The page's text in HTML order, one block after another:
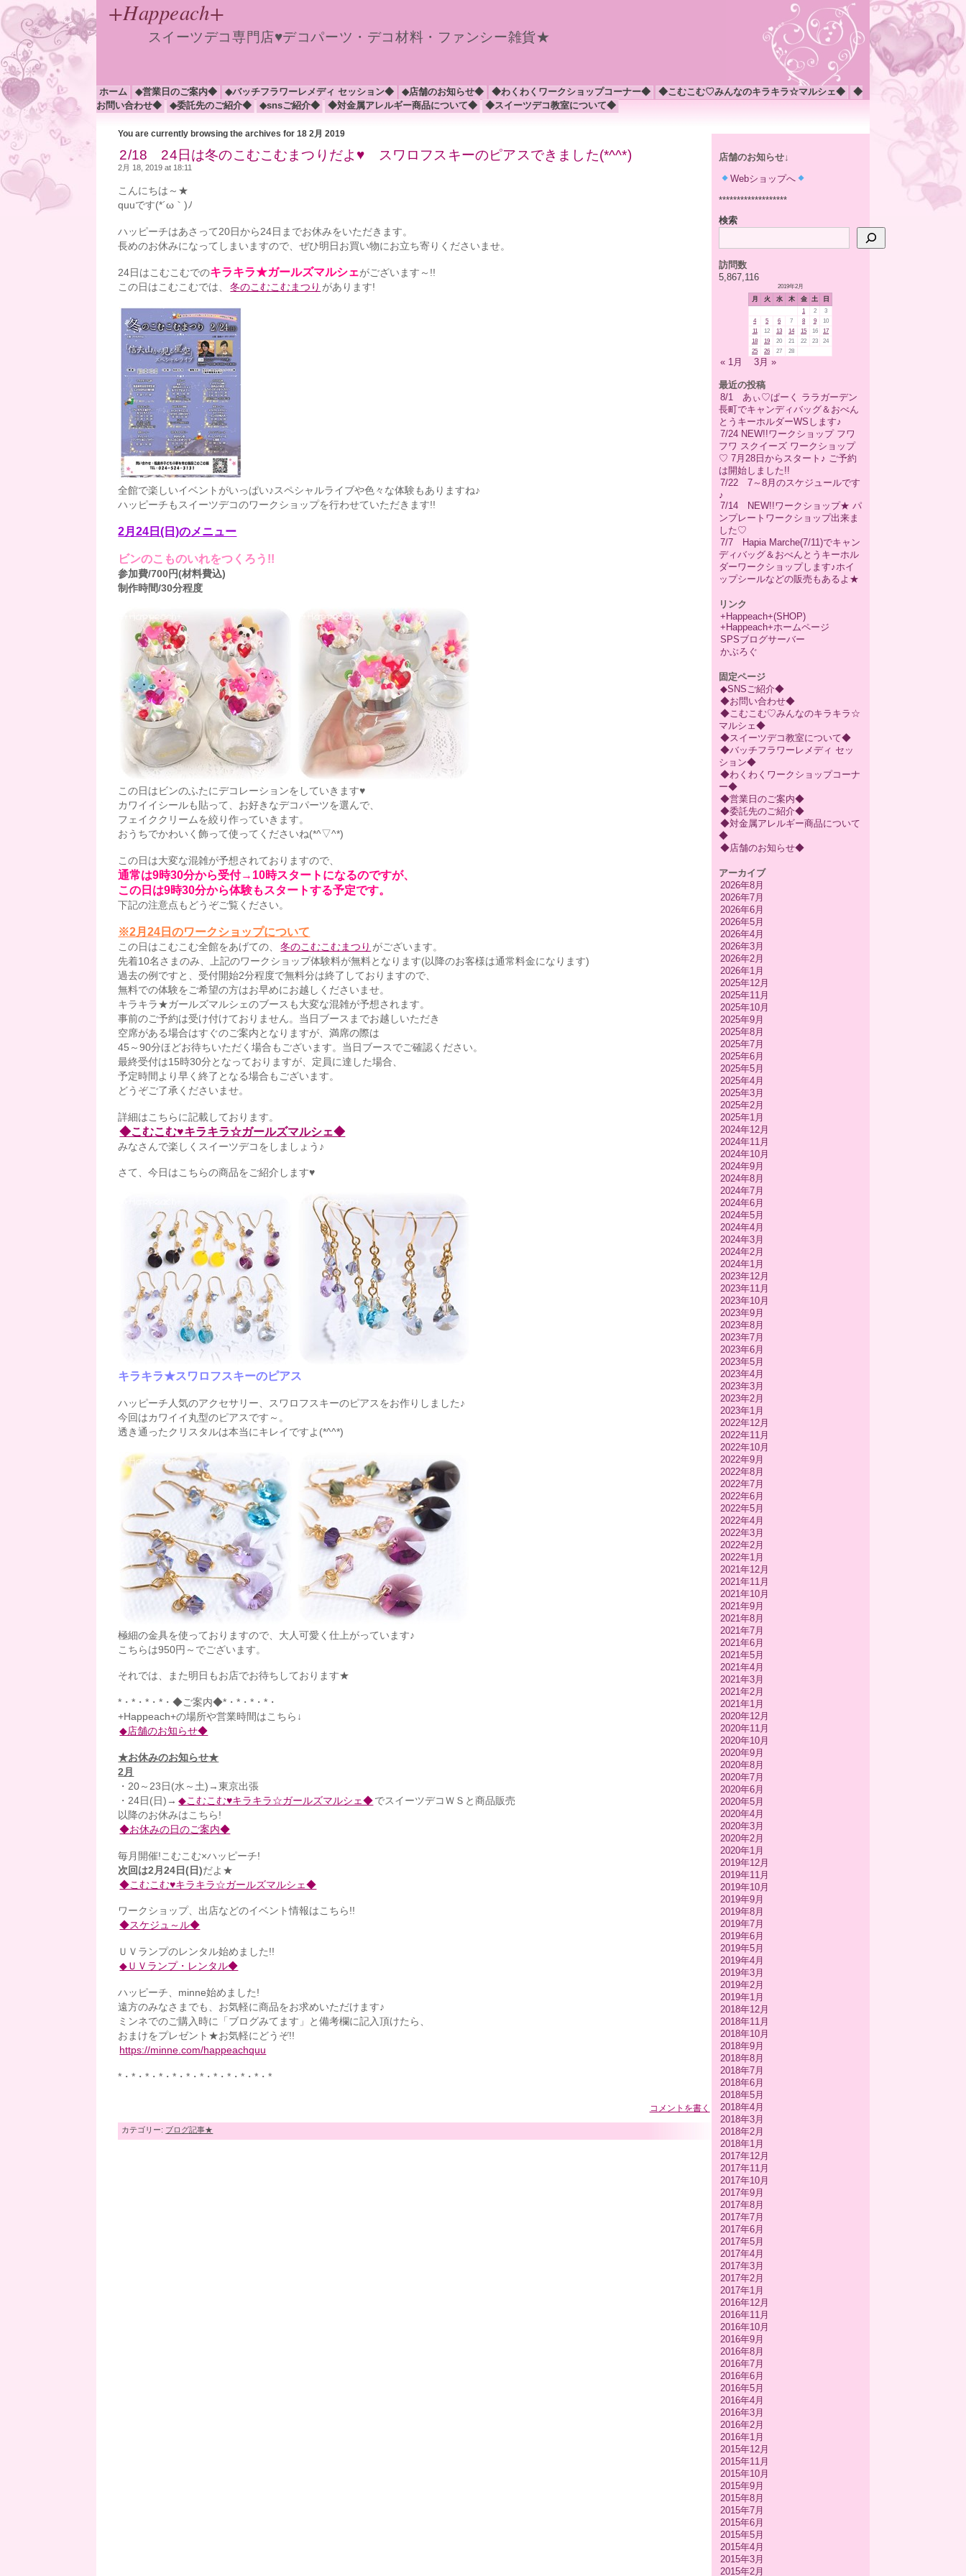
+Happeach+
スイーツデコ専門店♥デコパーツ・デコ材料・ファンシー雑貨★
ホーム ◆営業日のご案内◆ ◆バッチフラワーレメディ セッション◆ ◆店舗のお知らせ◆ ◆わくわくワークショップコーナー◆ ◆こむこむ♡みんなのキラキラ☆マルシェ◆
◆
お問い合わせ◆
◆委託先のご紹介◆ ◆snsご紹介◆ ◆対金属アレルギー商品について◆ ◆スイーツデコ教室について◆
店舗のお知らせ↓
Webショップへ
*******************
検索
訪問数
5,867,116
2019年2月
月 火 水 木 金 土 日
1 2
3
4
5 6 7 8 9
10
11
12 13 14 15 16
17
18
19 20 21 22 23
24
25
26 27 28
« 1月 3月 »
最近の投稿
8/1 あぃ♡ぱーく ララガーデン
長町でキャンディバッグ＆おべん
とうキーホルダーWSします♪
7/24 NEW!!ワークショップ フワ
フワ スクイーズ ワークショップ
♡ 7月28日からスタート♪ ご予約
は開始しました!!
7/22 7～8月のスケジュールです
♪
7/14 NEW!!ワークショップ★ パ
ンプレートワークショップ出来ま
した♡
7/7 Hapia Marche(7/11)でキャン
ディバッグ＆おべんとうキーホル
ダーワークショップします♪ホイ
ップシールなどの販売もあるよ★
リンク
+Happeach+(SHOP)
+Happeach+ホームページ
SPSブログサーバー
かぶろぐ
固定ページ
◆SNSご紹介◆
◆お問い合わせ◆
◆こむこむ♡みんなのキラキラ☆
マルシェ◆
◆スイーツデコ教室について◆
◆バッチフラワーレメディ セッ
ション◆
◆わくわくワークショップコーナ
ー◆
◆営業日のご案内◆
◆委託先のご紹介◆
◆対金属アレルギー商品について
◆
◆店舗のお知らせ◆
アーカイブ
2026年8月
2026年7月
2026年6月
2026年5月
2026年4月
2026年3月
2026年2月
2026年1月
2025年12月
2025年11月
2025年10月
2025年9月
2025年8月
2025年7月
2025年6月
2025年5月
2025年4月
2025年3月
2025年2月
2025年1月
2024年12月
2024年11月
2024年10月
2024年9月
2024年8月
2024年7月
2024年6月
2024年5月
2024年4月
2024年3月
2024年2月
2024年1月
2023年12月
2023年11月
2023年10月
2023年9月
2023年8月
2023年7月
2023年6月
2023年5月
2023年4月
2023年3月
2023年2月
2023年1月
2022年12月
2022年11月
2022年10月
2022年9月
2022年8月
2022年7月
2022年6月
2022年5月
2022年4月
2022年3月
2022年2月
2022年1月
2021年12月
2021年11月
2021年10月
2021年9月
2021年8月
2021年7月
2021年6月
2021年5月
2021年4月
2021年3月
2021年2月
2021年1月
2020年12月
2020年11月
2020年10月
2020年9月
2020年8月
2020年7月
2020年6月
2020年5月
2020年4月
2020年3月
2020年2月
2020年1月
2019年12月
2019年11月
2019年10月
2019年9月
2019年8月
2019年7月
2019年6月
2019年5月
2019年4月
2019年3月
2019年2月
2019年1月
2018年12月
2018年11月
2018年10月
2018年9月
2018年8月
2018年7月
2018年6月
2018年5月
2018年4月
2018年3月
2018年2月
2018年1月
2017年12月
2017年11月
2017年10月
2017年9月
2017年8月
2017年7月
2017年6月
2017年5月
2017年4月
2017年3月
2017年2月
2017年1月
2016年12月
2016年11月
2016年10月
2016年9月
2016年8月
2016年7月
2016年6月
2016年5月
2016年4月
2016年3月
2016年2月
2016年1月
2015年12月
2015年11月
2015年10月
2015年9月
2015年8月
2015年7月
2015年6月
2015年5月
2015年4月
2015年3月
2015年2月
You are currently browsing the archives for 18 2月 2019
2/18 24日は冬のこむこむまつりだよ♥ スワロフスキーのピアスできました(*^^*)
2月 18, 2019 at 18:11
こんにちは～★
quuです(*´ω｀)ﾉ
ハッピーチはあさって20日から24日までお休みをいただきます。
長めのお休みになってしまいますので、ぜひ明日お買い物にお立ち寄りくださいませ。
24日はこむこむでのキラキラ★ガールズマルシェがございます～!!
この日はこむこむでは、
冬のこむこむまつり があります!
全館で楽しいイベントがいっぱい♪スペシャルライブや色々な体験もありますね♪
ハッピーチもスイーツデコのワークショップを行わせていただきます!!
2月24日(日)のメニュー
ビンのこものいれをつくろう!!
参加費/700円(材料費込)
制作時間/30分程度
この日はビンのふたにデコレーションをしていきます♥
カワイイシールも貼って、お好きなデコパーツを選んで、
フェイククリームを絞り作っていきます。
おうちでかわいく飾って使ってくださいね(*^▽^*)
この日は大変な混雑が予想されておりますので、
通常は9時30分から受付→10時スタートになるのですが、
この日は9時30分から体験もスタートする予定です。
下記の注意点もどうぞご覧ください。
※2月24日のワークショップについて
この日はこむこむ全館をあげての、 冬のこむこむまつり がございます。
先着10名さまのみ、上記のワークショップ体験料が無料となります(以降のお客様は通常料金になります)
過去の例ですと、受付開始2分程度で無料分は終了しておりますので、
無料での体験をご希望の方はお早めにお越しくださいませ。
キラキラ★ガールズマルシェのブースも大変な混雑が予想されます。
事前のご予約は受け付けておりません。当日ブースまでお越しいただき
空席がある場合はすぐのご案内となりますが、満席の際は
45～90分ほどお待ちいただく場合もございます。当日ブースでご確認ください。
最終受付は15時30分となっておりますが、定員に達した場合、
予定時間より早く終了となる場合もございます。
どうぞご了承くださいませ。
詳細はこちらに記載しております。
◆こむこむ♥キラキラ☆ガールズマルシェ◆
みなさんで楽しくスイーツデコをしましょう♪
さて、今日はこちらの商品をご紹介します♥
キラキラ★スワロフスキーのピアス
ハッピーチ人気のアクセサリー、スワロフスキーのピアスをお作りしました♪
今回はカワイイ丸型のピアスです～。
透き通ったクリスタルは本当にキレイですよ(*^^*)
極細の金具を使っておりますので、大人可愛く仕上がっています♪
こちらは950円～でございます。
それでは、また明日もお店でお待ちしております★
*・*・*・*・◆ご案内◆*・*・*・*・
+Happeach+の場所や営業時間はこちら↓
◆店舗のお知らせ◆
★お休みのお知らせ★
2月
・20～23日(水～土)→東京出張
・24日(日)→ ◆こむこむ♥キラキラ☆ガールズマルシェ◆ でスイーツデコＷＳと商品販売
以降のお休みはこちら!
◆お休みの日のご案内◆
毎月開催!こむこむ×ハッピーチ!
次回は2月24日(日)だよ★
◆こむこむ♥キラキラ☆ガールズマルシェ◆
ワークショップ、出店などのイベント情報はこちら!!
◆スケジュ～ル◆
ＵＶランプのレンタル始めました!!
◆ＵＶランプ・レンタル◆
ハッピーチ、minne始めました!
遠方のみなさまでも、お気軽に商品をお求めいただけます♪
ミンネでのご購入時に「ブログみてます」と備考欄に記入頂けたら、
おまけをプレゼント★お気軽にどうぞ!!
https://minne.com/happeachquu
*・*・*・*・*・*・*・*・*・*・*・*
コメントを書く
カテゴリー: ブログ記事★